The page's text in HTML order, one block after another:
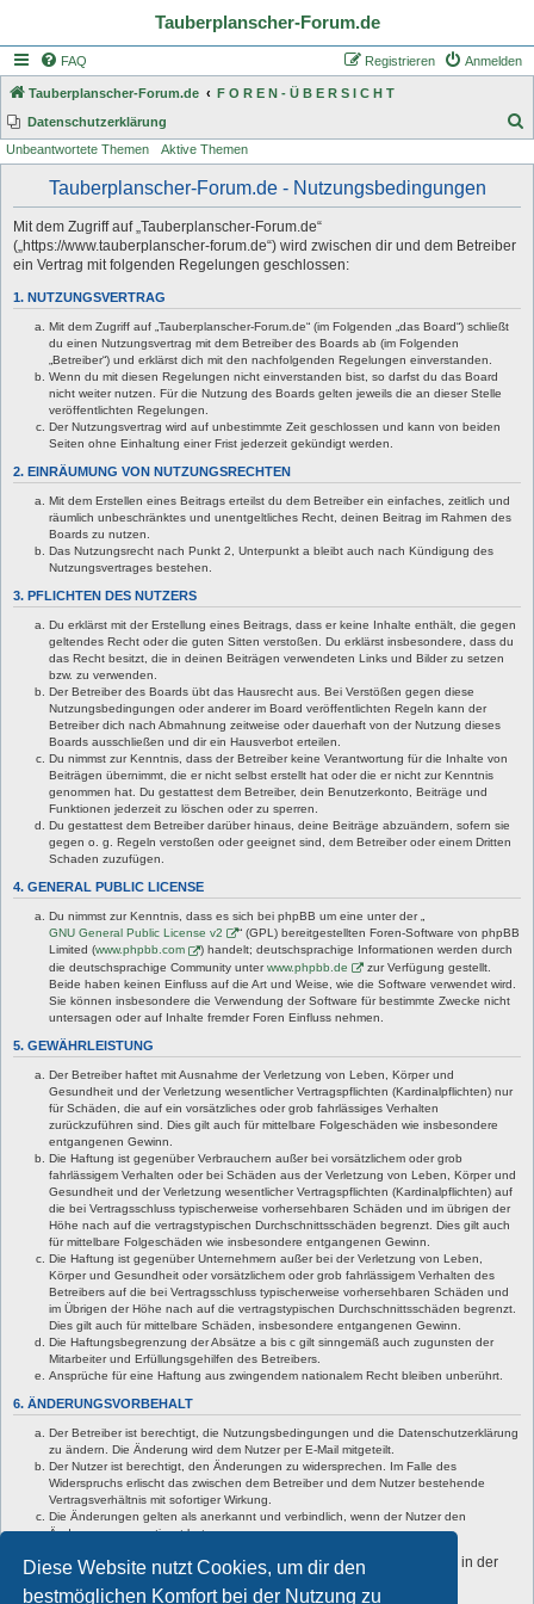
Diese Website nutzt Cookies, um dir den
bestmöglichen Komfort bei der Nutzung zu
Tauberplanscher-Forum.de
FAQ Anmelden
Registrieren
Tauberplanscher-Forum.de
F O R E N - Ü B E R S I C H T
Datenschutzerklärung
Unbeantwortete Themen Aktive Themen
Tauberplanscher-Forum.de - Nutzungsbedingungen
Mit dem Zugriff auf „Tauberplanscher-Forum.de“
(„https://www.tauberplanscher-forum.de“) wird zwischen dir und dem Betreiber
ein Vertrag mit folgenden Regelungen geschlossen:
1. NUTZUNGSVERTRAG
Mit dem Zugriff auf „Tauberplanscher-Forum.de“ (im Folgenden „das Board“) schließt
du einen Nutzungsvertrag mit dem Betreiber des Boards ab (im Folgenden
„Betreiber“) und erklärst dich mit den nachfolgenden Regelungen einverstanden.
Wenn du mit diesen Regelungen nicht einverstanden bist, so darfst du das Board
nicht weiter nutzen. Für die Nutzung des Boards gelten jeweils die an dieser Stelle
veröffentlichten Regelungen.
Der Nutzungsvertrag wird auf unbestimmte Zeit geschlossen und kann von beiden
Seiten ohne Einhaltung einer Frist jederzeit gekündigt werden.
2. EINRÄUMUNG VON NUTZUNGSRECHTEN
Mit dem Erstellen eines Beitrags erteilst du dem Betreiber ein einfaches, zeitlich und
räumlich unbeschränktes und unentgeltliches Recht, deinen Beitrag im Rahmen des
Boards zu nutzen.
Das Nutzungsrecht nach Punkt 2, Unterpunkt a bleibt auch nach Kündigung des
Nutzungsvertrages bestehen.
3. PFLICHTEN DES NUTZERS
Du erklärst mit der Erstellung eines Beitrags, dass er keine Inhalte enthält, die gegen
geltendes Recht oder die guten Sitten verstoßen. Du erklärst insbesondere, dass du
das Recht besitzt, die in deinen Beiträgen verwendeten Links und Bilder zu setzen
bzw. zu verwenden.
Der Betreiber des Boards übt das Hausrecht aus. Bei Verstößen gegen diese
Nutzungsbedingungen oder anderer im Board veröffentlichten Regeln kann der
Betreiber dich nach Abmahnung zeitweise oder dauerhaft von der Nutzung dieses
Boards ausschließen und dir ein Hausverbot erteilen.
Du nimmst zur Kenntnis, dass der Betreiber keine Verantwortung für die Inhalte von
Beiträgen übernimmt, die er nicht selbst erstellt hat oder die er nicht zur Kenntnis
genommen hat. Du gestattest dem Betreiber, dein Benutzerkonto, Beiträge und
Funktionen jederzeit zu löschen oder zu sperren.
Du gestattest dem Betreiber darüber hinaus, deine Beiträge abzuändern, sofern sie
gegen o. g. Regeln verstoßen oder geeignet sind, dem Betreiber oder einem Dritten
Schaden zuzufügen.
4. GENERAL PUBLIC LICENSE
Du nimmst zur Kenntnis, dass es sich bei phpBB um eine unter der „
GNU General Public License v2
“ (GPL) bereitgestellten Foren-Software von phpBB
Limited (www.phpbb.com
) handelt; deutschsprachige Informationen werden durch
die deutschsprachige Community unterwww.phpbb.de
zur Verfügung gestellt.
Beide haben keinen Einfluss auf die Art und Weise, wie die Software verwendet wird.
Sie können insbesondere die Verwendung der Software für bestimmte Zwecke nicht
untersagen oder auf Inhalte fremder Foren Einfluss nehmen.
5. GEWÄHRLEISTUNG
Der Betreiber haftet mit Ausnahme der Verletzung von Leben, Körper und
Gesundheit und der Verletzung wesentlicher Vertragspflichten (Kardinalpflichten) nur
für Schäden, die auf ein vorsätzliches oder grob fahrlässiges Verhalten
zurückzuführen sind. Dies gilt auch für mittelbare Folgeschäden wie insbesondere
entgangenen Gewinn.
Die Haftung ist gegenüber Verbrauchern außer bei vorsätzlichem oder grob
fahrlässigem Verhalten oder bei Schäden aus der Verletzung von Leben, Körper und
Gesundheit und der Verletzung wesentlicher Vertragspflichten (Kardinalpflichten) auf
die bei Vertragsschluss typischerweise vorhersehbaren Schäden und im übrigen der
Höhe nach auf die vertragstypischen Durchschnittsschäden begrenzt. Dies gilt auch
für mittelbare Folgeschäden wie insbesondere entgangenen Gewinn.
Die Haftung ist gegenüber Unternehmern außer bei der Verletzung von Leben,
Körper und Gesundheit oder vorsätzlichem oder grob fahrlässigem Verhalten des
Betreibers auf die bei Vertragsschluss typischerweise vorhersehbaren Schäden und
im Übrigen der Höhe nach auf die vertragstypischen Durchschnittsschäden begrenzt.
Dies gilt auch für mittelbare Schäden, insbesondere entgangenen Gewinn.
Die Haftungsbegrenzung der Absätze a bis c gilt sinngemäß auch zugunsten der
Mitarbeiter und Erfüllungsgehilfen des Betreibers.
Ansprüche für eine Haftung aus zwingendem nationalem Recht bleiben unberührt.
6. ÄNDERUNGSVORBEHALT
Der Betreiber ist berechtigt, die Nutzungsbedingungen und die Datenschutzerklärung
zu ändern. Die Änderung wird dem Nutzer per E-Mail mitgeteilt.
Der Nutzer ist berechtigt, den Änderungen zu widersprechen. Im Falle des
Widerspruchs erlischt das zwischen dem Betreiber und dem Nutzer bestehende
Vertragsverhältnis mit sofortiger Wirkung.
Die Änderungen gelten als anerkannt und verbindlich, wenn der Nutzer den
Änderungen zugestimmt hat.
Informationen über den Umgang mit deinen persönlichen Daten sind in der